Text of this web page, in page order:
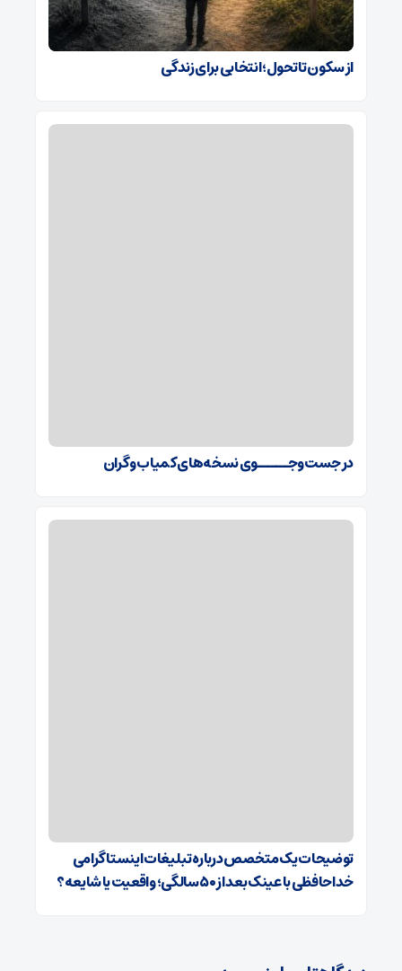
از سکون تا تحول؛ انتخابی برای زندگی
در جست‌وجـــــوی نسخه‌های کمیاب و گران
توضیحات یک متخصص درباره تبلیغات اینستاگرامی
خداحافظی با عینک بعد از ۵۰ سالگی؛ واقعیت یا شایعه؟